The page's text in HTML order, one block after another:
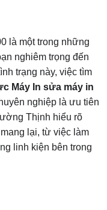
là một trong những
nghiêm trọng đến
trạng này, việc tìm
Máy In sửa máy in
nghiệp là ưu tiên
Thịnh hiểu rõ
lại, từ việc làm
linh kiện bên trong